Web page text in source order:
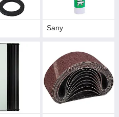
Sany